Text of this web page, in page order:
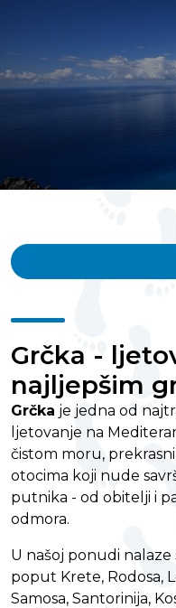
Grčka -
najljepšim
Grčka je jedna od
ljetovanje na
čistom moru,
otocima koji nude
putnika - od obitelji i
odmora.
U našoj ponudi
poput Krete, Rodosa,
Samosa, Santorinija,